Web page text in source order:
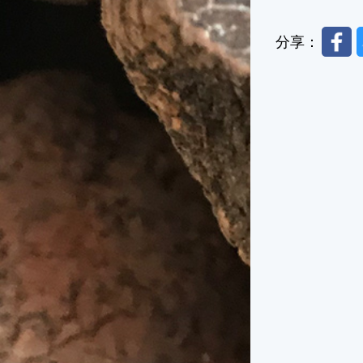
分享：